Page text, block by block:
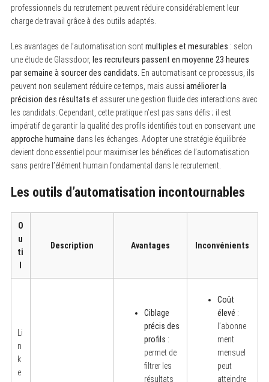
professionnels du recrutement peuvent réduire considérablement leur
charge de travail grâce à des outils adaptés.
Les avantages de l’automatisation sontmultiples et mesurables : selon
une étude de Glassdoor, les recruteurs passent en moyenne 23 heures
par semaine à sourcer des candidats. En automatisant ce processus, ils
peuvent non seulement réduire ce temps, mais aussi améliorer la
précision des résultats et assurer une gestion fluide des interactions avec
les candidats. Cependant, cette pratique n’est pas sans défis ; il est
impératif de garantir la qualité des profils identifiés tout en conservant une
approche humaine dans les échanges. Adopter une stratégie équilibrée
devient donc essentiel pour maximiser les bénéfices de l’automatisation
sans perdre l’élément humain fondamental dans le recrutement.
Les outils d’automatisation incontournables
O
u
ti
Description Avantages Inconvénients
Li
n
k
e
Ciblage
précis des
profils :
permet de
filtrer les
résultats
Coût
élevé :
l’abonne
ment
mensuel
peut
atteindre